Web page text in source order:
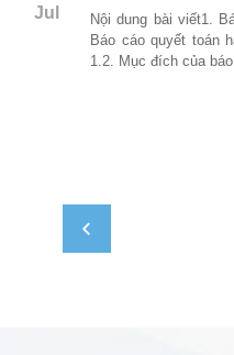
Jul
Nội dung bài viết1.
Báo cáo quyết toán
1.2. Mục đích của